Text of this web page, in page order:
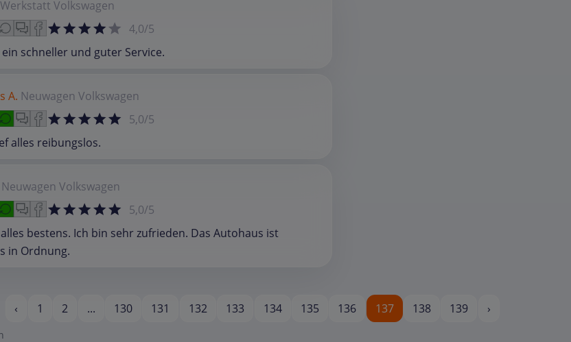
Werkstatt Volkswagen
4,0/5
schneller und guter Service.
A. Neuwagen Volkswagen
5,0/5
alles reibungslos.
Neuwagen Volkswagen
5,0/5
bestens. Ich bin sehr zufrieden. Das Autohaus ist
in Ordnung.
‹ 1 2 ... 130 131 132 133 134 135 136 137 138 139 ›